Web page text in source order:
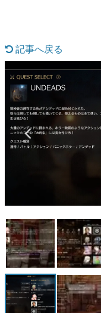
『うつヌ
一先生に
なん
ゲーム開
具体的な
です。
ゲーム
「経験値
の起源や
イニーP
カテゴリ
特集記事
マンガ
女性向け
アプリレビュー
記事へ戻る